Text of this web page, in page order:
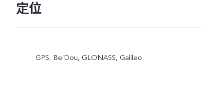
定位
GPS, BeiDou, GLONASS, Galileo